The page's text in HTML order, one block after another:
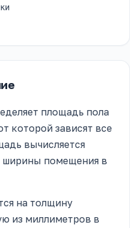
площадь пола
которой зависят все
вычисляется
помещения в
на толщину
из миллиметров в